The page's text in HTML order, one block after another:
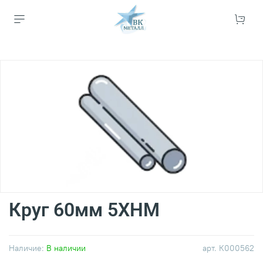
арт. К000562
Наличие: В наличии
Круг 60мм 5ХНМ